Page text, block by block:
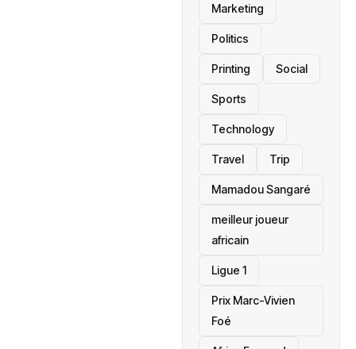
Marketing
Politics
Printing Social
Sports
Technology
Travel Trip
Mamadou Sangaré
meilleur joueur
africain
Ligue 1
Prix Marc-Vivien
Foé